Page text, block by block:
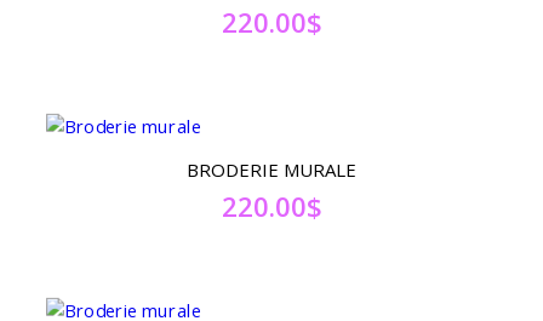
220.00$
BRODERIE MURALE
220.00$